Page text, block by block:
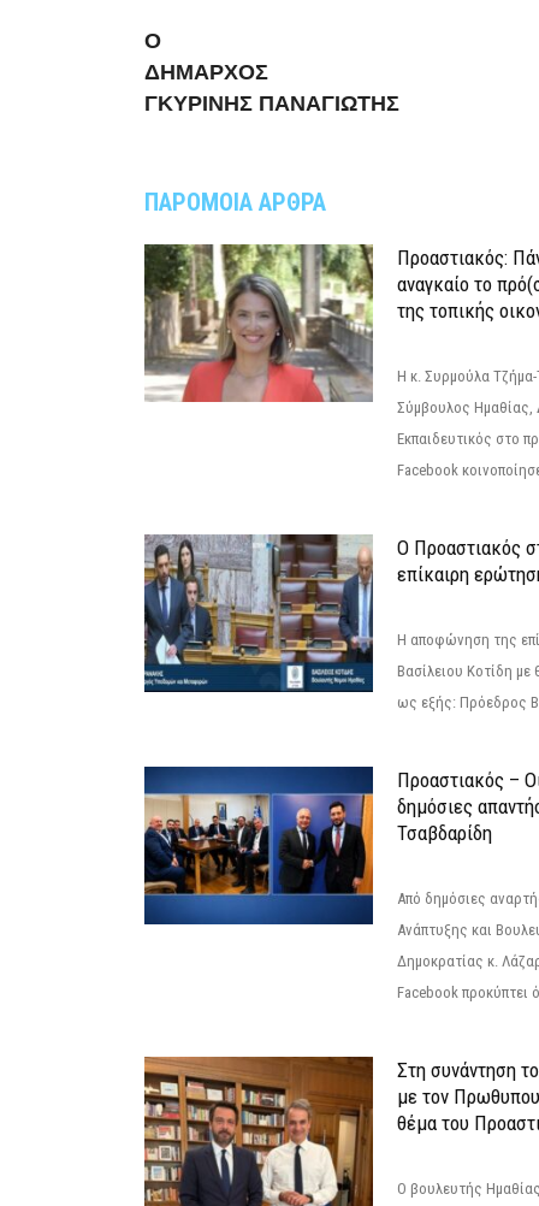
Ο
ΔΗΜΑΡΧΟΣ
ΓΚΥΡΙΝΗΣ ΠΑΝΑΓΙΩΤΗΣ
ΠΑΡΟΜΟΙΑ ΑΡΘΡΑ
Προαστιακός:
αναγκαίο το
της τοπικής
Η κ. Συρμούλα
Σύμβουλος Ημαθίας,
Εκπαιδευτικός στο
Facebook
Ο Προαστιακός
επίκαιρη
Η αποφώνηση της
Βασίλειου Κοτίδη με
ως εξής: Πρόεδρος
Προαστιακός –
δημόσιες
Τσαβδαρίδη
Από δημόσιες
Ανάπτυξης και
Δημοκρατίας κ.
Facebook προκύπτει
Στη συνάντηση
με τον
θέμα του
Ο βουλευτής